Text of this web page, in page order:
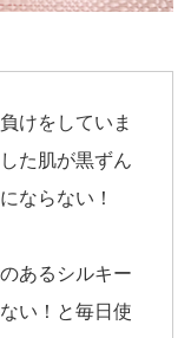
けをしていま
た肌が黒ずん
ならない！
あるシルキー
い！と毎日使